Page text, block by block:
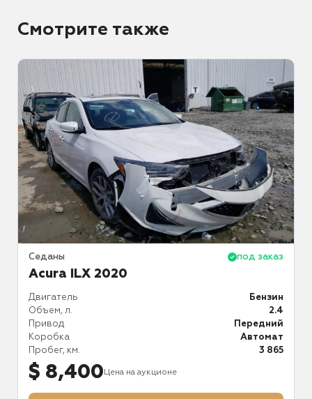
Смотрите также
Седаны под заказ
Acura ILX 2020
Двигатель
Бензин
Объем, л.
2.4
Привод
Передний
Коробка
Автомат
Пробег, км.
3 865
$ 8,400 Цена на аукционе